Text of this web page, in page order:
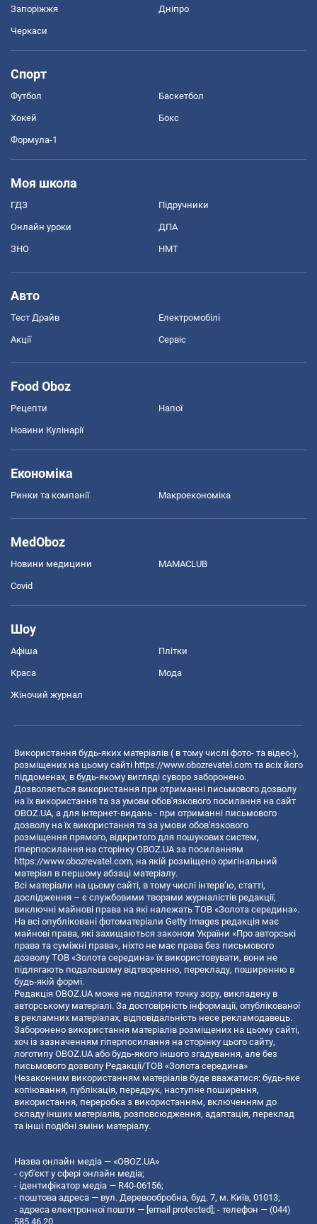
Запоріжжя Дніпро
Черкаси
Спорт
Футбол Баскетбол
Хокей Бокс
Формула-1
Моя школа
ГДЗ Підручники
Онлайн уроки ДПА
ЗНО НМТ
Авто
Тест Драйв Електромобілі
Акції Сервіс
Food Oboz
Рецепти Напої
Новини Кулінарії
Економіка
Ринки та компанії Макроекономіка
MedOboz
Новини медицини MAMACLUB
Covid
Шоу
Афіша Плітки
Краса Мода
Жіночий журнал
Використання будь-яких матеріалів ( в тому числі фото- та відео-),
розміщених на цьому сайті https://www.obozrevatel.com та всіх його
піддоменах, в будь-якому вигляді суворо заборонено.
Дозволяється використання при отриманні письмового дозволу
на їх використання та за умови обов'язкового посилання на сайт
OBOZ.UA, а для інтернет-видань - при отриманні письмового
дозволу на їх використання та за умови обов'язкового
розміщення прямого, відкритого для пошукових систем,
гіперпосилання на сторінку OBOZ.UA за посиланням
https://www.obozrevatel.com, на якій розміщено оригінальний
матеріал в першому абзаці матеріалу.
Всі матеріали на цьому сайті, в тому числі інтерв’ю, статті,
дослідження – є службовими творами журналістів редакції,
виключні майнові права на які належать ТОВ «Золота середина».
На всі опубліковані фотоматеріали Getty Images редакція має
майнові права, які захищаються законом України «Про авторські
права та суміжні права», ніхто не має права без письмового
дозволу ТОВ «Золота середина» їх використовувати, вони не
підлягають подальшому відтворенню, перекладу, поширенню в
будь-якій формі.
Редакція OBOZ.UA може не поділяти точку зору, викладену в
авторському матеріалі. За достовірність інформації, опублікованої
в рекламних матеріалах, відповідальність несе рекламодавець.
Заборонено використання матеріалів розміщених на цьому сайті,
хоч із зазначенням гіперпосилання на сторінку цього сайту,
логотипу OBOZ.UA або будь-якого іншого згадування, але без
письмового дозволу Редакції/ТОВ «Золота середина»
Незаконним використанням матеріалів буде вважатися: будь-яке
копiювання, публiкацiя, передрук, наступне поширення,
використання, переробка з використанням, включенням до
складу інших матеріалів, розповсюдження, адаптація, переклад
та інші подібні зміни матеріалу.
Назва онлайн медіа — «OBOZ.UA»
- суб'єкт у сфері онлайн медіа;
- ідентифікатор медіа — R40-06156;
- поштова адреса — вул. Деревообробна, буд. 7, м. Київ, 01013;
- адреса електронної пошти — [email protected] ; - телефон — (044)
585 46 20